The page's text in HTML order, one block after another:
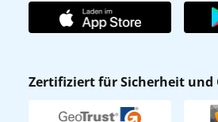
Affiliateprogramm
Verhaltens- & Ethikkodex
Newsletter
AIDA Club
Zertifiziert für Sicherheit